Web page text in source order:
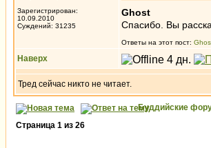
Зарегистрирован:
10.09.2010
Суждений: 31235
Ghost
Спасибо. Вы
Ответы на этот пост:
Наверх
Тред сейчас никто не читает.
Буддийские
Страница 1 из 26